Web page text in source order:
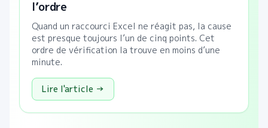
l’ordre
Quand un raccourci Excel ne réagit pas, la cause
est presque toujours l’un de cinq points. Cet
ordre de vérification la trouve en moins d’une
minute.
Lire l'article →